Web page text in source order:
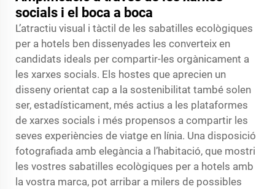
socials i el boca a boca
L’atractiu visual i tàctil de les sabatilles ecològiques
per a hotels ben dissenyades les converteix en
candidats ideals per compartir-les orgànicament a
les xarxes socials. Els hostes que aprecien un
disseny orientat cap a la sostenibilitat també solen
ser, estadísticament, més actius a les plataformes
de xarxes socials i més propensos a compartir les
seves experiències de viatge en línia. Una disposició
fotografiada amb elegància a l’habitació, que mostri
les vostres sabatilles ecològiques per a hotels amb
la vostra marca, pot arribar a milers de possibles